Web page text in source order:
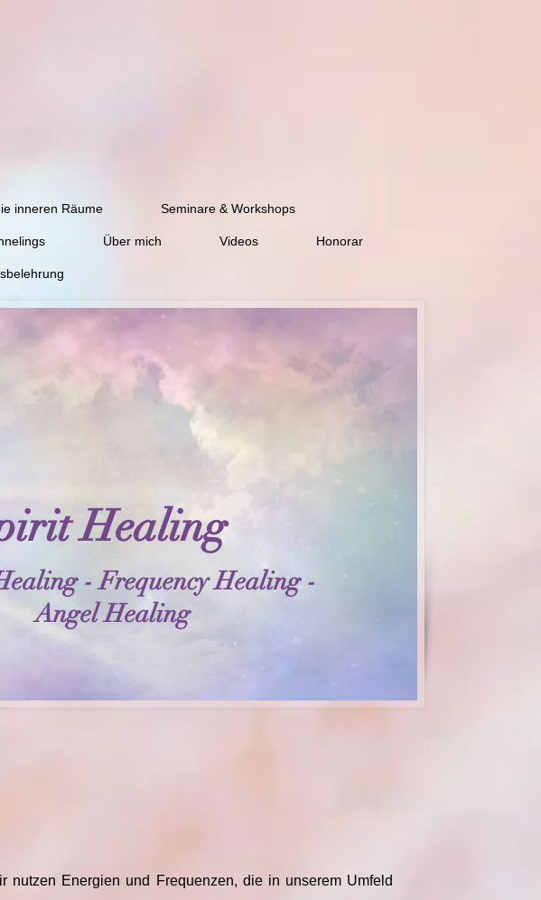
inneren Räume Seminare & Workshops
Über mich Videos Honorar
Healing​
- Frequency Healing -
Angel Healing
Energien und Frequenzen, die in unserem Umfeld